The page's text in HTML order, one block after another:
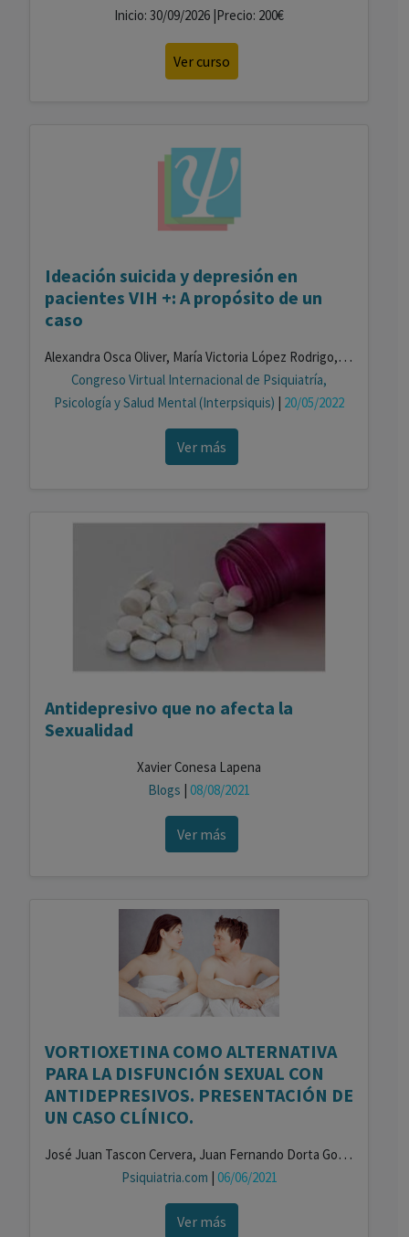
Inicio: 30/09/2026 |Precio: 200€
Ver curso
Ideación suicida y depresión en
pacientes VIH +: A propósito de un
caso
Alexandra Osca Oliver, María Victoria López Rodrigo, María Palomo Monge, Vicent Ros Fons
Congreso Virtual Internacional de Psiquiatría,
Psicología y Salud Mental (Interpsiquis) | 20/05/2022
Ver más
Antidepresivo que no afecta la
Sexualidad
Xavier Conesa Lapena
Blogs | 08/08/2021
Ver más
VORTIOXETINA COMO ALTERNATIVA
PARA LA DISFUNCIÓN SEXUAL CON
ANTIDEPRESIVOS. PRESENTACIÓN DE
UN CASO CLÍNICO.
José Juan Tascon Cervera, Juan Fernando Dorta González , María Herrera Muñoz , Fernando Jesús García Gómez-Pamo , Alba Isabel Crisóstomo Siverio , Laura María Torres Tejera , María del Rosario Cejas Méndez
Psiquiatria.com | 06/06/2021
Ver más